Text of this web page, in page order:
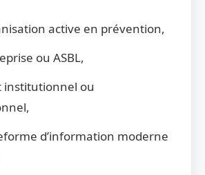
active en prévention,
ou ASBL,
institutionnel ou
d’information moderne